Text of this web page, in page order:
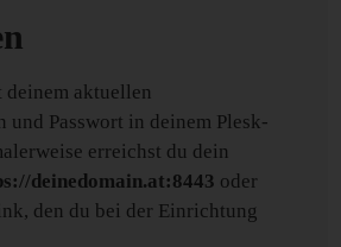
aktuellen
und Passwort in deinem Plesk-
erreichst du dein
deinedomain.at:8443 oder
den du bei der Einrichtung